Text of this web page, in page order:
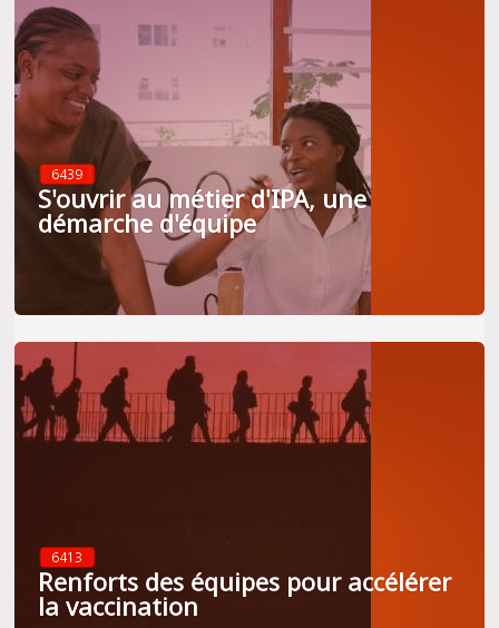
6439
S'ouvrir au métier d'IPA, une
démarche d'équipe
6413
Renforts des équipes pour accélérer
la vaccination